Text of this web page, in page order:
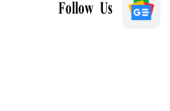
Follow Us